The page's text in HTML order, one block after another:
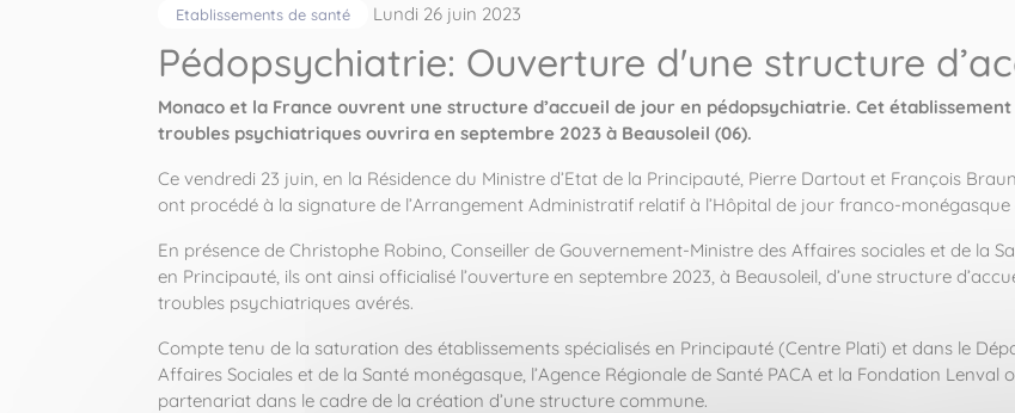
Etablissements de santé Lundi 26 juin 2023
Pédopsychiatrie: Ouverture d'une structure
Monaco et la France ouvrent une structure d’accueil de jour en pédopsychiatrie. Cet
troubles psychiatriques ouvrira en septembre 2023 à Beausoleil (06).
Ce vendredi 23 juin, en la Résidence du Ministre d’Etat de la Principauté, Pierre Dartout et François
ont procédé à la signature de l’Arrangement Administratif relatif à l’Hôpital de jour franco-monégasque
En présence de Christophe Robino, Conseiller de Gouvernement-Ministre des Affaires sociales et de la
en Principauté, ils ont ainsi officialisé l’ouverture en septembre 2023, à Beausoleil, d’une structure
troubles psychiatriques avérés.
Compte tenu de la saturation des établissements spécialisés en Principauté (Centre Plati) et dans le
Affaires Sociales et de la Santé monégasque, l’Agence Régionale de Santé PACA et la Fondation
partenariat dans le cadre de la création d’une structure commune.